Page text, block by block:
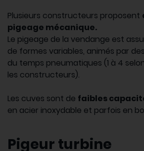
Plusieurs constructeurs proposent
pigeage mécanique.
Le pigeage de la vendange est
de formes variables, animés par
du temps pneumatiques (1 à 4
les constructeurs).
Les cuves sont de faibles
en acier inoxydable et parfois en
Pigeur turbine